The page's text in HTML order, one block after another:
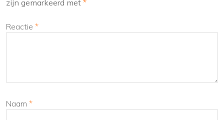
zijn gemarkeerd met *
Reactie *
Naam *